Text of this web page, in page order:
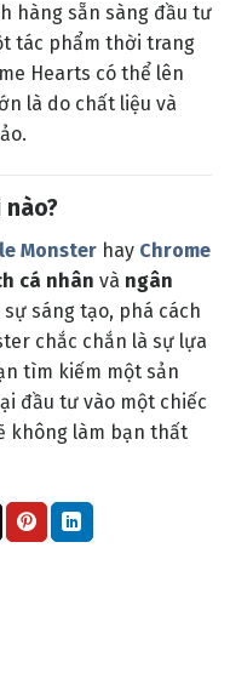
hàng sẵn sàng đầu tư
tác phẩm thời trang
Hearts có thể lên
là do chất liệu và
Monster hay Chrome
cá nhân và ngân
sáng tạo, phá cách
chắc chắn là sự lựa
tìm kiếm một sản
đầu tư vào một chiếc
không làm bạn thất